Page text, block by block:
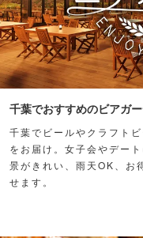
千葉でおすすめのビアガ
千葉でビールやクラフト
をお届け。女子会やデー
景がきれい、雨天OK、お
せます。